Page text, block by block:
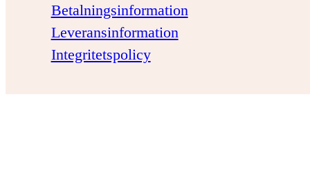
Betalningsinformation
Leveransinformation
Integritetspolicy